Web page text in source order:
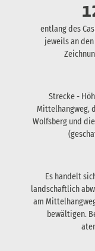
entlang des
jeweils an
Strecke -
Mittelhangweg,
Wolfsberg und
Es handelt
landschaftlich
am
bewältigen.